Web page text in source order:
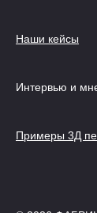
Наши кейсы
Интервью и
Примеры 3Д